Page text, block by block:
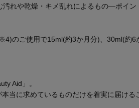
れや乾燥・キメ乱れによるもの―ポイ
のご使用で15ml(約3か月分)、30ml(約6
Aid」。
当に求めているものだけを着実に届ける